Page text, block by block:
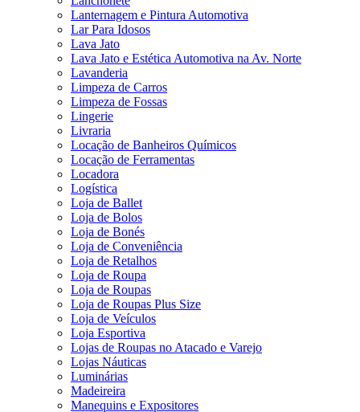
Lanternagem e Pintura Automotiva
Lar Para Idosos
Lava Jato
Lava Jato e Estética Automotiva na Av. Norte
Lavanderia
Limpeza de Carros
Limpeza de Fossas
Lingerie
Livraria
Locação de Banheiros Químicos
Locação de Ferramentas
Locadora
Logística
Loja de Ballet
Loja de Bolos
Loja de Bonés
Loja de Conveniência
Loja de Retalhos
Loja de Roupa
Loja de Roupas
Loja de Roupas Plus Size
Loja de Veículos
Loja Esportiva
Lojas de Roupas no Atacado e Varejo
Lojas Náuticas
Luminárias
Madeireira
Manequins e Expositores